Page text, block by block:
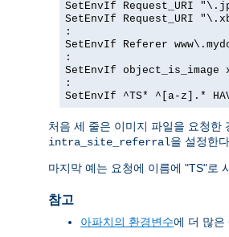
SetEnvIf Request_URI
SetEnvIf Request_URI
:
SetEnvIf Referer
:
SetEnvIf object_is_image
:
SetEnvIf ^TS* ^[a-z].*
처음 세 줄은 이미지 파일을 요청한
intra_site_referral을 설정한다.
마지막 예는 요청에 이름에 "TS"로
참고
아파치의 환경변수에 더 많은